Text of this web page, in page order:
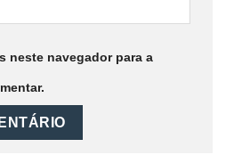
neste navegador para a